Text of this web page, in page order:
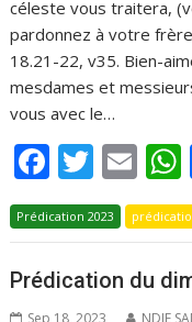
céleste vous traitera,
pardonnez à votre
18.21-22, v35. Bien-
mesdames et
vous avec le…
F
ac
e
b
o
T
w
itt
er
E
m
ai
l
Prédication 2023
Prédication du
Sep 18, 2023 NDIE